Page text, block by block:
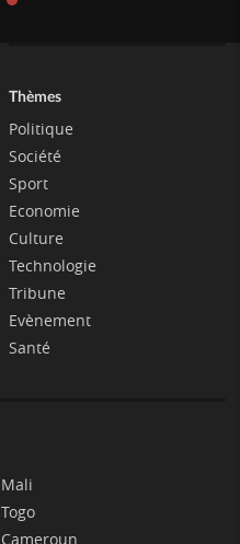
Thèmes
Politique
Société
Sport
Economie
Culture
Technologie
Tribune
Evènement
Santé
Mali
Togo
Cameroun